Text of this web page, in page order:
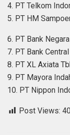
4. PT Telkom
5. PT HM
6. PT Bank
7. PT Bank
8. PT XL Axiata
9. PT Mayora
10. PT Nippon
Post Views: